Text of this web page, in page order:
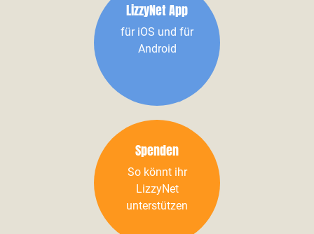
LizzyNet App
für iOS und für
Android
Spenden
So könnt ihr
LizzyNet
unterstützen